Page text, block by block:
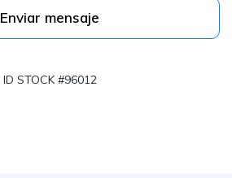
Enviar mensaje
ID STOCK #96012